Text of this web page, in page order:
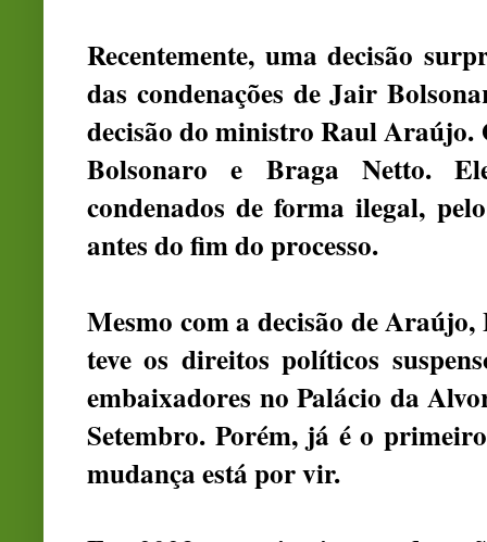
Recentemente, uma decisão
das condenações de Jair
decisão do ministro Raul Araújo.
Bolsonaro e Braga Netto.
condenados de forma ilegal,
antes do fim do processo.
Mesmo com a decisão de
teve os direitos políticos
embaixadores no Palácio da
Setembro. Porém, já é o
mudança está por vir.